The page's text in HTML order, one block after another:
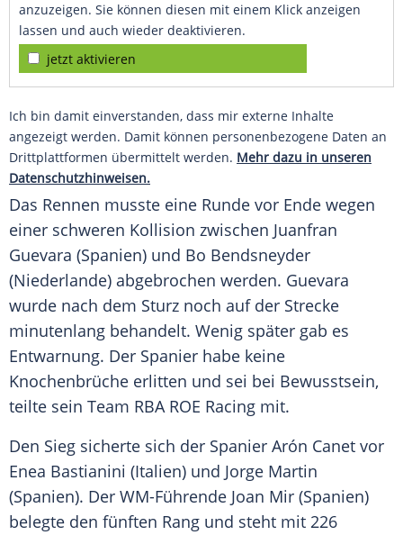
anzuzeigen. Sie können diesen mit einem Klick anzeigen
lassen und auch wieder deaktivieren.
jetzt aktivieren
Ich bin damit einverstanden, dass mir externe Inhalte
angezeigt werden. Damit können personenbezogene Daten an
Drittplattformen übermittelt werden. Mehr dazu in unseren
Datenschutzhinweisen.
Das Rennen musste eine Runde vor Ende wegen
einer schweren Kollision zwischen Juanfran
Guevara (Spanien) und Bo Bendsneyder
(Niederlande) abgebrochen werden. Guevara
wurde nach dem Sturz noch auf der Strecke
minutenlang behandelt. Wenig später gab es
Entwarnung. Der Spanier habe keine
Knochenbrüche erlitten und sei bei Bewusstsein,
teilte sein Team RBA ROE Racing mit.
Den Sieg sicherte sich der Spanier Arón Canet vor
Enea Bastianini (Italien) und Jorge Martin
(Spanien). Der WM-Führende Joan Mir (Spanien)
belegte den fünften Rang und steht mit 226